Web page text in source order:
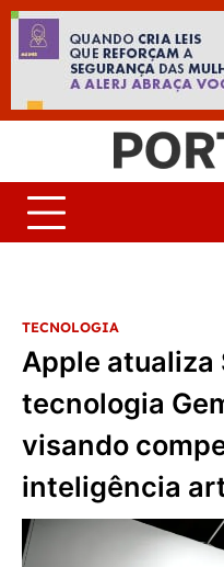
content
Portal
TECNOLOGIA
Apple atualiza
tecnologia
visando
inteligência